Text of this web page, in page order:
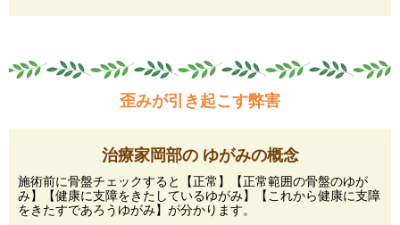
歪みが引き起こす弊害
治療家岡部の ゆがみの概念
施術前に骨盤チェックすると【正常】【正常範囲の骨盤のゆが
み】【健康に支障をきたしているゆがみ】【これから健康に支障
をきたすであろうゆがみ】が分かります。